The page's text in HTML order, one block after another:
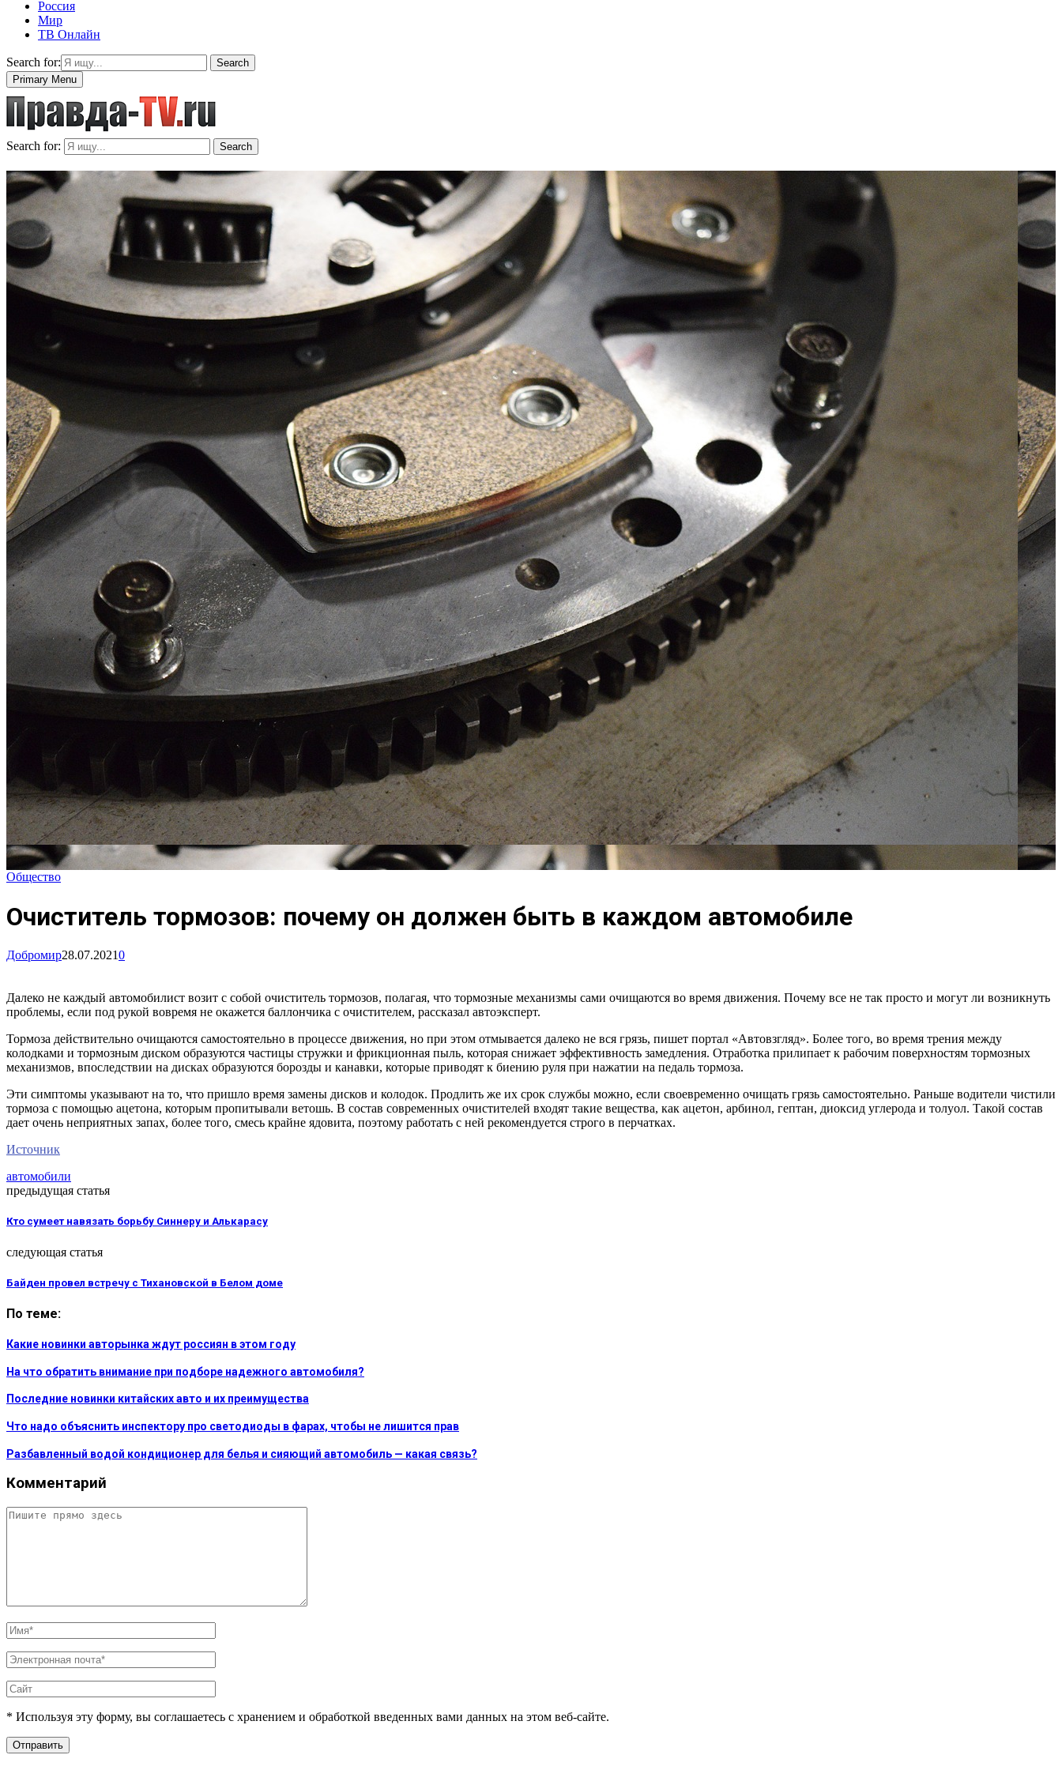
Россия
Мир
ТВ Онлайн
Search for:
Search
Primary Menu
Search for: Search
Общество
Очиститель тормозов: почему он должен быть в каждом автомобиле
Добромир28.07.20210
Далеко не каждый автомобилист возит с собой очиститель тормозов, полагая, что тормозные механизмы сами очищаются во время движения. Почему все не так просто и могут ли возникнуть
проблемы, если под рукой вовремя не окажется баллончика с очистителем, рассказал автоэксперт.
Тормоза действительно очищаются самостоятельно в процессе движения, но при этом отмывается далеко не вся грязь, пишет портал «Автовзгляд». Более того, во время трения между
колодками и тормозным диском образуются частицы стружки и фрикционная пыль, которая снижает эффективность замедления. Отработка прилипает к рабочим поверхностям тормозных
механизмов, впоследствии на дисках образуются борозды и канавки, которые приводят к биению руля при нажатии на педаль тормоза.
Эти симптомы указывают на то, что пришло время замены дисков и колодок. Продлить же их срок службы можно, если своевременно очищать грязь самостоятельно. Раньше водители чистили
тормоза с помощью ацетона, которым пропитывали ветошь. В состав современных очистителей входят такие вещества, как ацетон, арбинол, гептан, диоксид углерода и толуол. Такой состав
дает очень неприятных запах, более того, смесь крайне ядовита, поэтому работать с ней рекомендуется строго в перчатках.
Источник
автомобили
предыдущая статья
Кто сумеет навязать борьбу Синнеру и Алькарасу
следующая статья
Байден провел встречу с Тихановской в Белом доме
По теме:
Какие новинки авторынка ждут россиян в этом году
На что обратить внимание при подборе надежного автомобиля?
Последние новинки китайских авто и их преимущества
Что надо объяснить инспектору про светодиоды в фарах, чтобы не лишится прав
Разбавленный водой кондиционер для белья и сияющий автомобиль — какая связь?
Комментарий
* Используя эту форму, вы соглашаетесь с хранением и обработкой введенных вами данных на этом веб-сайте.